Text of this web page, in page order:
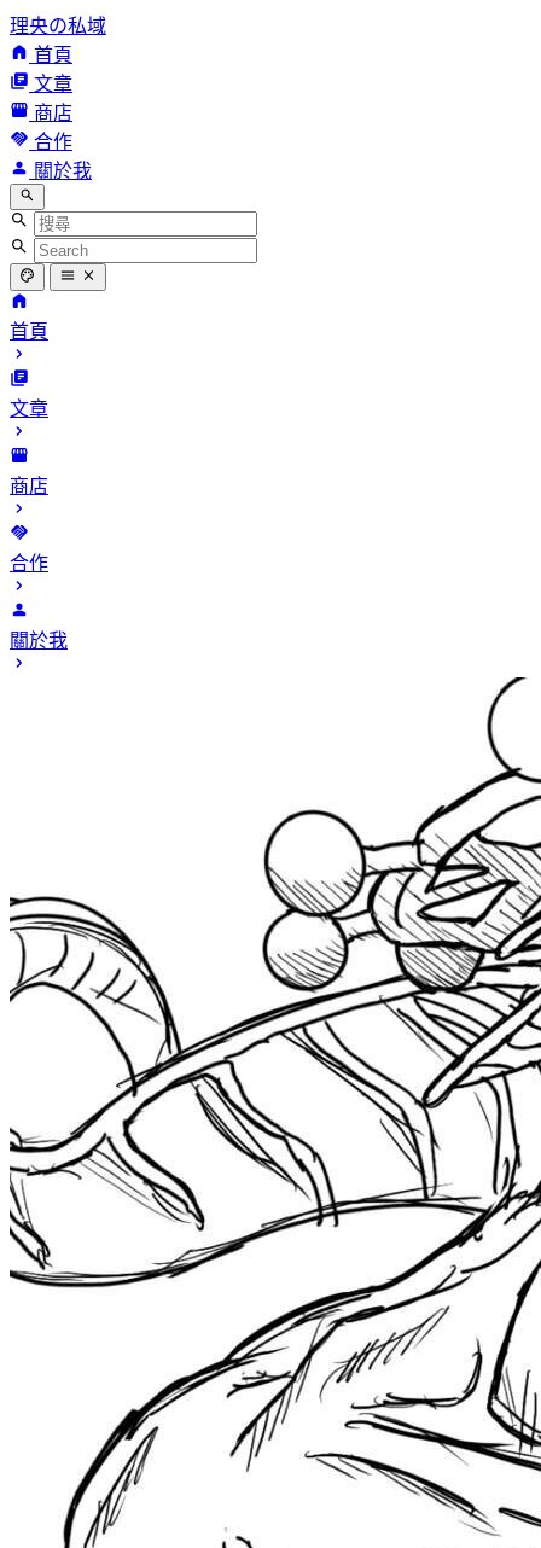
理央の私域
首頁
文章
商店
合作
關於我
首頁
文章
商店
合作
關於我